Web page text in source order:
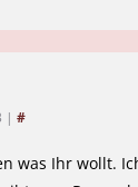
| #
was Ihr wollt.